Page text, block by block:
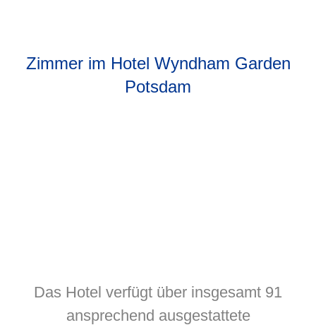
Zimmer im Hotel Wyndham Garden
Potsdam
Das Hotel verfügt über insgesamt 91
ansprechend ausgestattete